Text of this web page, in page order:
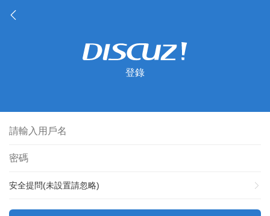
登錄
安全提問(未設置請忽略)